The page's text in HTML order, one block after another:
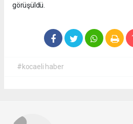
görüşüldü.
#kocaeli haber